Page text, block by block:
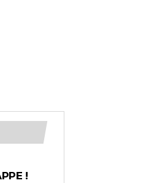
!